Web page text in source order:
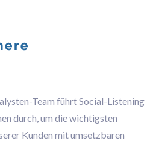
Team führt Social-Listening
durch, um die wichtigsten
Kunden mit umsetzbaren